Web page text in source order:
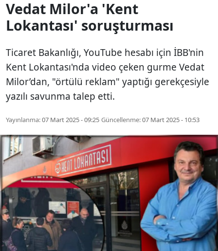
Vedat Milor'a 'Kent
Lokantası' soruşturması
Ticaret Bakanlığı, YouTube hesabı için İBB'nin
Kent Lokantası'nda video çeken gurme Vedat
Milor’dan, "örtülü reklam" yaptığı gerekçesiyle
yazılı savunma talep etti.
Yayınlanma:07 Mart 2025 - 09:25 Güncellenme:07 Mart 2025 - 10:53